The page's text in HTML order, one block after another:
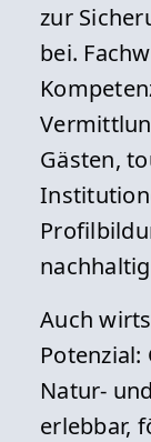
zur
bei.
Gästen,
Auch
Natur-
erlebbar,